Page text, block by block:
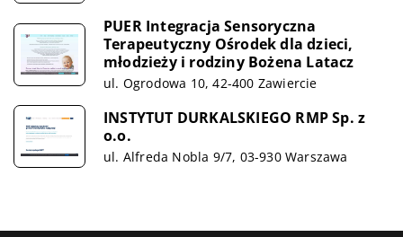
PUER Integracja Sensoryczna
Terapeutyczny Ośrodek dla dzieci,
młodzieży i rodziny Bożena Latacz
ul. Ogrodowa 10, 42-400 Zawiercie
INSTYTUT DURKALSKIEGO RMP Sp. z
o.o.
ul. Alfreda Nobla 9/7, 03-930 Warszawa